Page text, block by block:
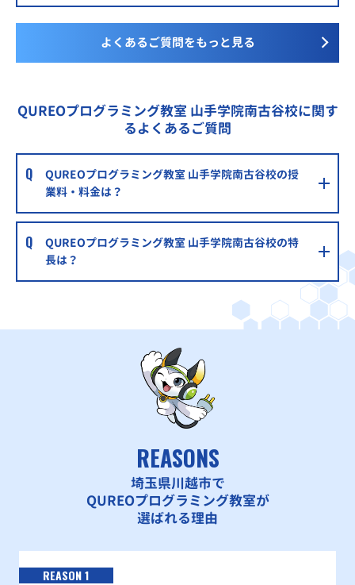
よくあるご質問をもっと見る
QUREOプログラミング教室 山手学院南古谷校に関す
るよくあるご質問
QUREOプログラミング教室 山手学院南古谷校の授
業料・料金は？
QUREOプログラミング教室 山手学院南古谷校の特
長は？
REASONS
埼玉県川越市で
QUREOプログラミング教室が
選ばれる理由
REASON 1